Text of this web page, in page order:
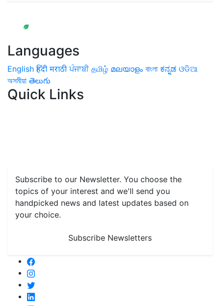
Languages
English हिंदी मराठी ਪੰਜਾਬੀ தமிழ் മലയാളം বাংলা ಕನ್ನಡ ଓଡିଆ
অসমীয়া తెలుగు
Quick Links
Subscribe to our Newsletter. You choose the
topics of your interest and we'll send you
handpicked news and latest updates based on
your choice.
Subscribe Newsletters